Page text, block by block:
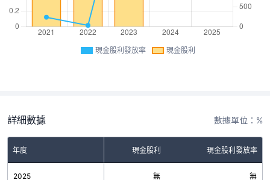
現金股利發放率 現金股利
詳細數據 數據單位：%
年度 現金股利 現金股利發放率
2025 無 無